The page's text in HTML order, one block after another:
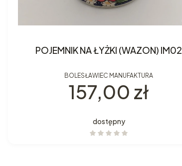
POJEMNIK NA ŁYŻKI (WAZON) IM02
BOLESŁAWIEC MANUFAKTURA
Cena
157,00 zł
dostępny